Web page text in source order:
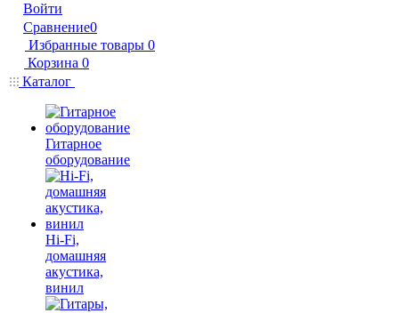
Войти
Сравнение0
Избранные товары 0
Корзина 0
Каталог
Гитарное
оборудование
Hi-Fi,
домашняя
акустика,
винил